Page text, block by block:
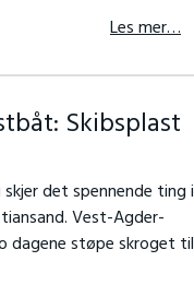
Les mer…
Skibsplast
det spennende ting i
Vest-Agder-
dagene støpe skroget til